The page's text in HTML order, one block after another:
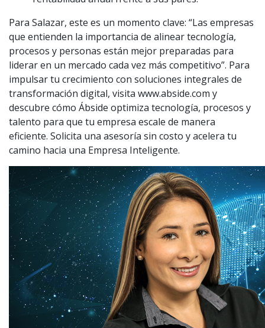
Para Salazar, este es un momento clave: “Las empresas
que entienden la importancia de alinear tecnología,
procesos y personas están mejor preparadas para
liderar en un mercado cada vez más competitivo”. Para
impulsar tu crecimiento con soluciones integrales de
transformación digital, visita www.abside.com y
descubre cómo Ábside optimiza tecnología, procesos y
talento para que tu empresa escale de manera
eficiente. Solicita una asesoría sin costo y acelera tu
camino hacia una Empresa Inteligente.